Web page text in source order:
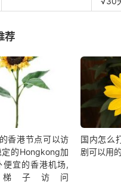
荐
香港节点可以访
的Hongkong加
便宜的香港机场,
子访问
国内怎么
剧可以用